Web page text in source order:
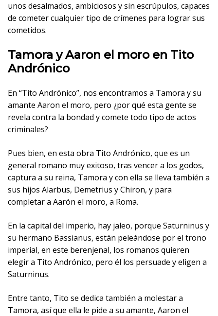
unos desalmados, ambiciosos y sin escrúpulos, capaces
de cometer cualquier tipo de crímenes para lograr sus
cometidos.
Tamora y Aaron el moro en Tito
Andrónico
En “Tito Andrónico”, nos encontramos a Tamora y su
amante Aaron el moro, pero ¿por qué esta gente se
revela contra la bondad y comete todo tipo de actos
criminales?
Pues bien, en esta obra Tito Andrónico, que es un
general romano muy exitoso, tras vencer a los godos,
captura a su reina, Tamora y con ella se lleva también a
sus hijos Alarbus, Demetrius y Chiron, y para
completar a Aarón el moro, a Roma.
En la capital del imperio, hay jaleo, porque Saturninus y
su hermano Bassianus, están peleándose por el trono
imperial, en este berenjenal, los romanos quieren
elegir a Tito Andrónico, pero él los persuade y eligen a
Saturninus.
Entre tanto, Tito se dedica también a molestar a
Tamora, así que ella le pide a su amante, Aaron el